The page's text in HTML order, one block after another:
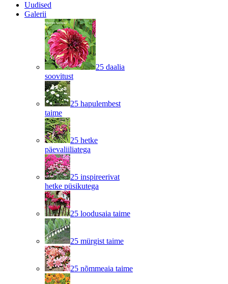
Uudised
Galerii
25 daalia
soovitust
25 hapulembest
taime
25 hetke
päevaliiliatega
25 inspireerivat
hetke püsikutega
25 loodusaia taime
25 mürgist taime
25 nõmmeaia taime